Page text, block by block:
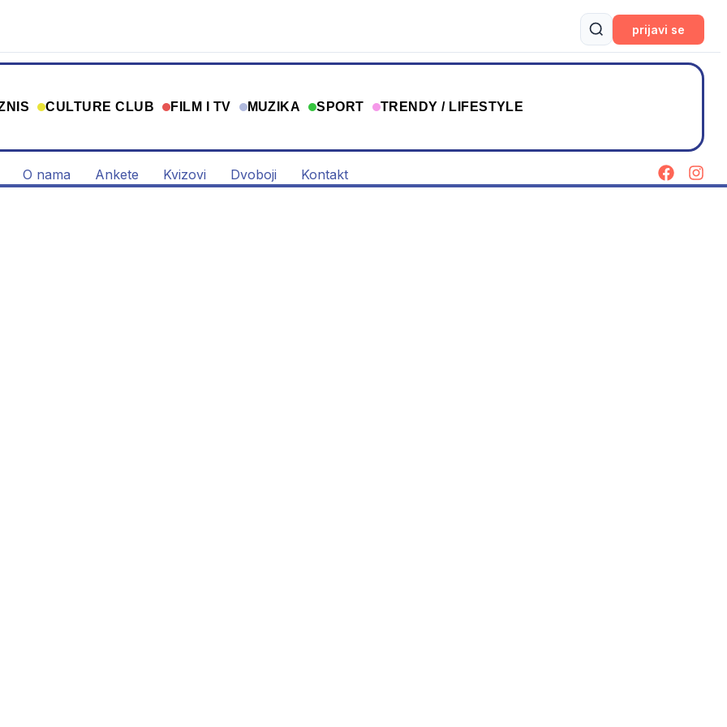
prijavi se
CULTURE CLUB FILM I TV MUZIKA SPORT TRENDY / LIFESTYLE
O nama Ankete Kvizovi Dvoboji Kontakt